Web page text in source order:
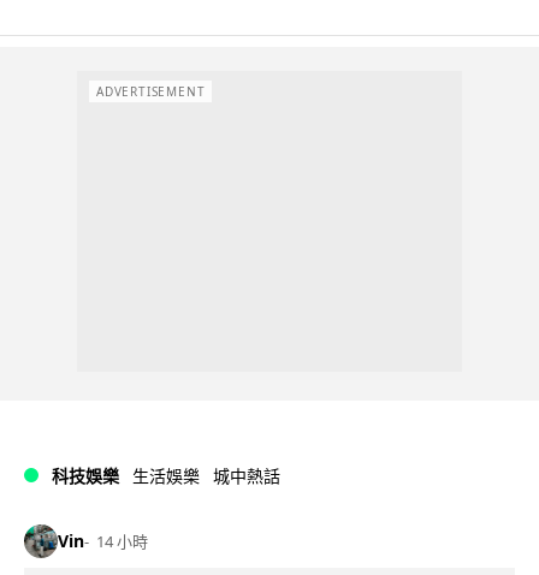
ADVERTISEMENT
科技娛樂 生活娛樂 城中熱話
Vin 14 小時